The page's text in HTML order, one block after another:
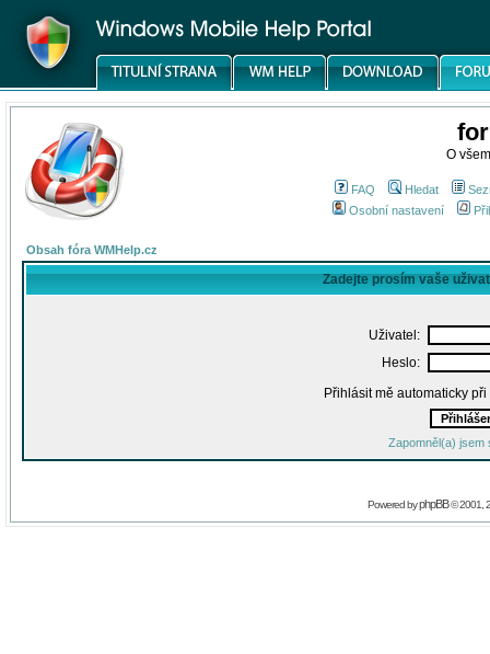
O
FAQ Hledat
Osobní nastavení
Obsah fóra WMHelp.cz
Zadejte prosím vaše
Uživatel:
Heslo:
Přihlásit mě automaticky
Zapomněl(a) jsem
Powered byphpBB© 2001,